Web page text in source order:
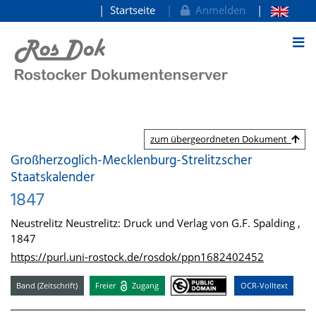
zum Inhalt
Startseite Anmelden
zum übergeordneten Dokument
Großherzoglich-Mecklenburg-Strelitzscher
Staatskalender
1847
Neustrelitz Neustrelitz: Druck und Verlag von G.F. Spalding ,
1847
https://purl.uni-rostock.de/rosdok/ppn1682402452
Band (Zeitschrift) Freier Zugang OCR-Volltext